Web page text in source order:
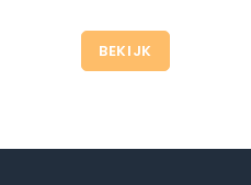
BEKIJK